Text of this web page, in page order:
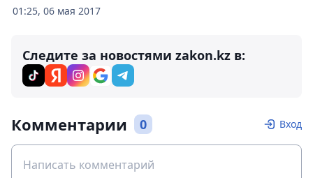
01:25, 06 мая 2017
Следите за новостями zakon.kz в:
Комментарии 0 Вход